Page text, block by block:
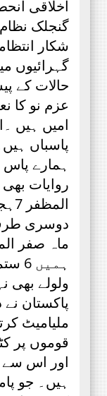
اخلاقی
گنجلک
شکار
گہرائیوں
حالات کے
عزم نو کا
امیں ہیں
پاسباں
ہمارے پاس
روایات
دوسری
ولولے بھی
پاکستان
ملیامیٹ
قوموں پر
اور اس
ہیں۔ جو